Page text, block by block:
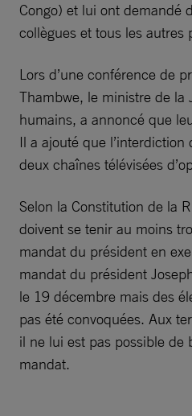
Congo) et lui ont demandé
collègues et tous les autres
Lors d’une conférence de
Thambwe, le ministre de la
humains, a annoncé que
Il a ajouté que l’interdiction
deux chaînes télévisées
Selon la Constitution de la
doivent se tenir au moins
mandat du président en
mandat du président
le 19 décembre mais des
pas été convoquées. Aux
il ne lui est pas possible de
mandat.